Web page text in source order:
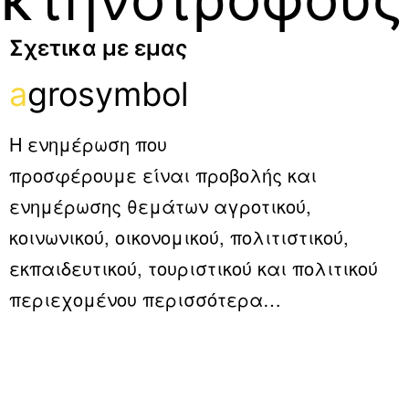
Σχετικα με εμας
agrosymbol
Η ενημέρωση που
προσφέρουμε είναι προβολής και
ενημέρωσης θεμάτων αγροτικού,
κοινωνικού, οικονομικού, πολιτιστικού,
εκπαιδευτικού, τουριστικού και πολιτικού
περιεχομένου περισσότερα…